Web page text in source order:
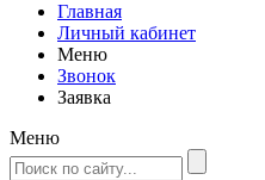
Главная
Личный кабинет
Меню
Звонок
Заявка
Меню